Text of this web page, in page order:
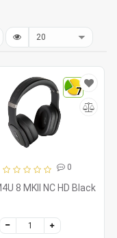
7
0
8 MKII NC HD Black